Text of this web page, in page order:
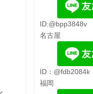
ID:@bpp3848v
名古屋
ID：@fdb2084k
福岡